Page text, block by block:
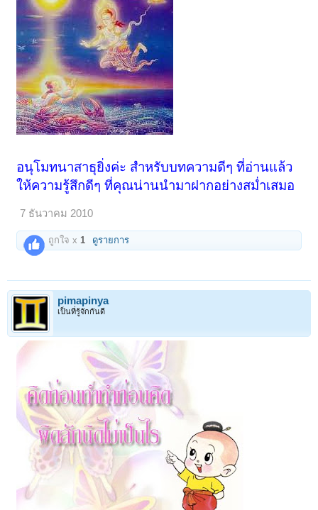
อนุโมทนาสาธุยิ่งค่ะ สำหรับบทความดีๆ ที่อ่านแล้ว
ให้ความรู้สึกดีๆ ที่คุณน่านนำมาฝากอย่างสม่ำเสมอ
7 ธันวาคม 2010
ถูกใจ x 1 ดูรายการ
pimapinya
เป็นที่รู้จักกันดี